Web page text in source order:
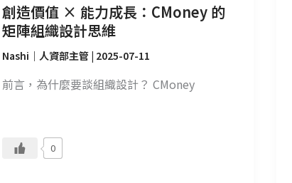
創造價值 × 能力成長：CMoney 的
矩陣組織設計思維
Nashi｜人資部主管 | 2025-07-11
前言，為什麼要談組織設計？ CMoney
0
陣
組
設
計